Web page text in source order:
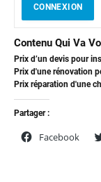
CONNEXION
Contenu Qui Va
Prix d’un devis pour
Prix d'une rénovation
Prix réparation d'une
Partager :
Facebook